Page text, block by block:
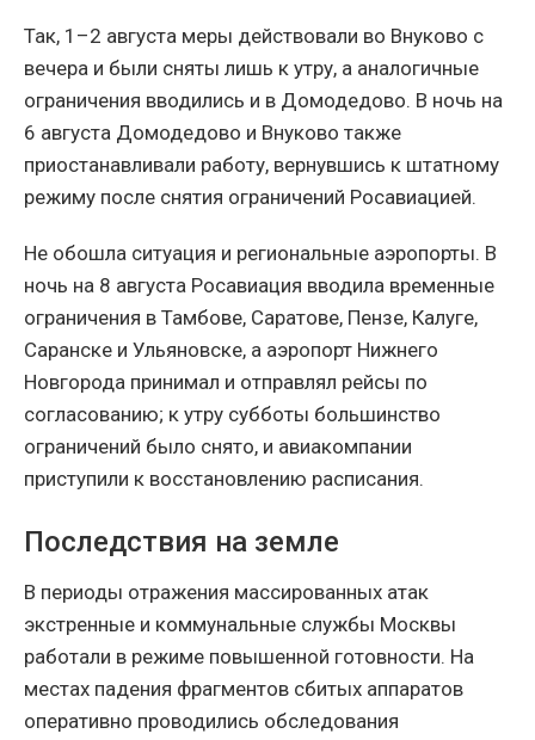
Так, 1–2 августа меры действовали во Внуково с
вечера и были сняты лишь к утру, а аналогичные
ограничения вводились и в Домодедово. В ночь на
6 августа Домодедово и Внуково также
приостанавливали работу, вернувшись к штатному
режиму после снятия ограничений Росавиацией.
Не обошла ситуация и региональные аэропорты. В
ночь на 8 августа Росавиация вводила временные
ограничения в Тамбове, Саратове, Пензе, Калуге,
Саранске и Ульяновске, а аэропорт Нижнего
Новгорода принимал и отправлял рейсы по
согласованию; к утру субботы большинство
ограничений было снято, и авиакомпании
приступили к восстановлению расписания.
Последствия на земле
В периоды отражения массированных атак
экстренные и коммунальные службы Москвы
работали в режиме повышенной готовности. На
местах падения фрагментов сбитых аппаратов
оперативно проводились обследования